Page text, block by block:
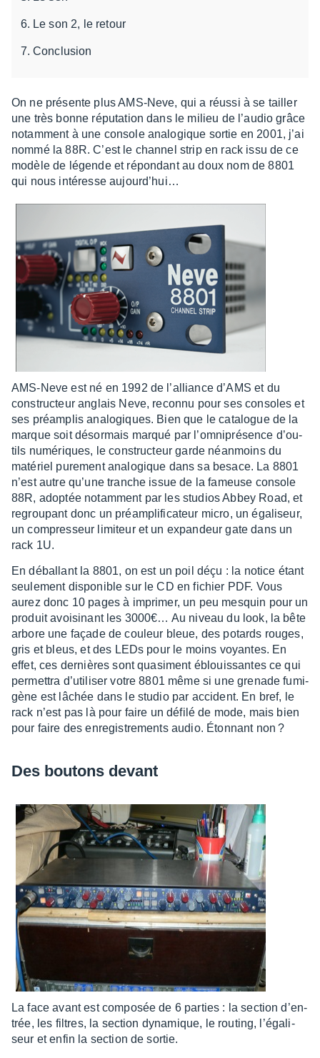
Le son 2, le retour
Conclusion
On ne présente plus AMS-Neve, qui a réussi à se tailler
une très bonne répu­ta­tion dans le milieu de l’au­dio grâce
notam­ment à une console analo­gique sortie en 2001, j’ai
nommé la 88R. C’est le chan­nel strip en rack issu de ce
modèle de légende et répon­dant au doux nom de 8801
qui nous inté­resse aujour­d’hui…
AMS-Neve est né en 1992 de l’al­liance d’AMS et du
construc­teur anglais Neve, reconnu pour ses consoles et
ses préam­plis analo­giques. Bien que le cata­logue de la
marque soit désor­mais marqué par l’om­ni­pré­sence d’ou­
tils numé­riques, le construc­teur garde néan­moins du
maté­riel pure­ment analo­gique dans sa besace. La 8801
n’est autre qu’une tranche issue de la fameuse console
88R, adop­tée notam­ment par les studios Abbey Road, et
regrou­pant donc un préam­pli­fi­ca­teur micro, un égali­seur,
un compres­seur limi­teur et un expan­deur gate dans un
rack 1U.
En débal­lant la 8801, on est un poil déçu : la notice étant
seule­ment dispo­nible sur le CD en fichier PDF. Vous
aurez donc 10 pages à impri­mer, un peu mesquin pour un
produit avoi­si­nant les 3000€… Au niveau du look, la bête
arbore une façade de couleur bleue, des potards rouges,
gris et bleus, et des LEDs pour le moins voyantes. En
effet, ces dernières sont quasi­ment éblouis­santes ce qui
permet­tra d’uti­li­ser votre 8801 même si une grenade fumi­
gène est lâchée dans le studio par acci­dent. En bref, le
rack n’est pas là pour faire un défilé de mode, mais bien
pour faire des enre­gis­tre­ments audio. Éton­nant non ?
Des boutons devant
La face avant est compo­sée de 6 parties : la section d’en­
trée, les filtres, la section dyna­mique, le routing, l’éga­li­
seur et enfin la section de sortie.